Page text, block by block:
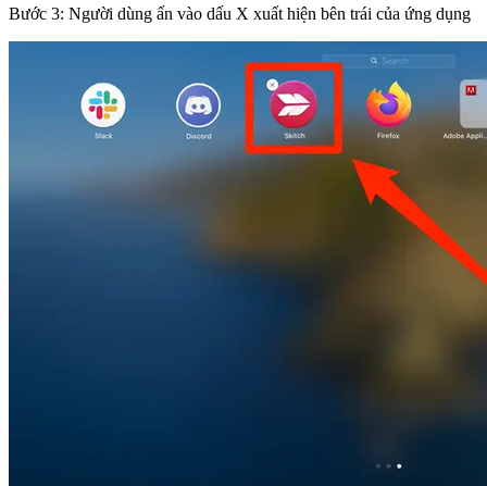
Bước 3: Người dùng ấn vào dấu X xuất hiện bên trái của ứng dụng